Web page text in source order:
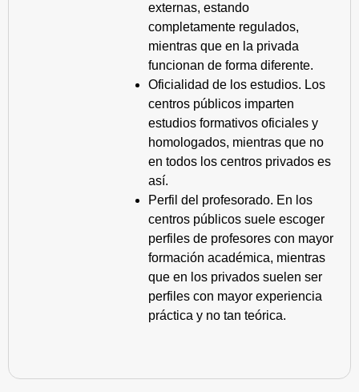
externas, estando
completamente regulados,
mientras que en la privada
funcionan de forma diferente.
Oficialidad de los estudios. Los
centros públicos imparten
estudios formativos oficiales y
homologados, mientras que no
en todos los centros privados es
así.
Perfil del profesorado. En los
centros públicos suele escoger
perfiles de profesores con mayor
formación académica, mientras
que en los privados suelen ser
perfiles con mayor experiencia
práctica y no tan teórica.